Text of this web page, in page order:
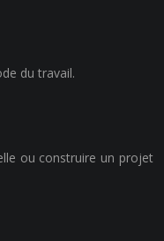
du travail.
ou construire un projet